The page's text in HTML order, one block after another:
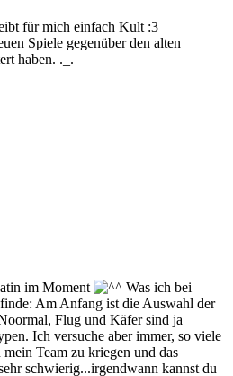
für mich einfach Kult :3
Spiele gegenüber den alten
haben. ._.
im Moment
Was ich bei
Am Anfang ist die Auswahl der
Flug und Käfer sind ja
Ich versuche aber immer, so viele
Team zu kriegen und das
schwierig...irgendwann kannst du